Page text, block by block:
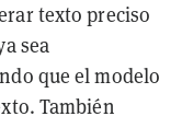
texto preciso
sea
que el modelo
También